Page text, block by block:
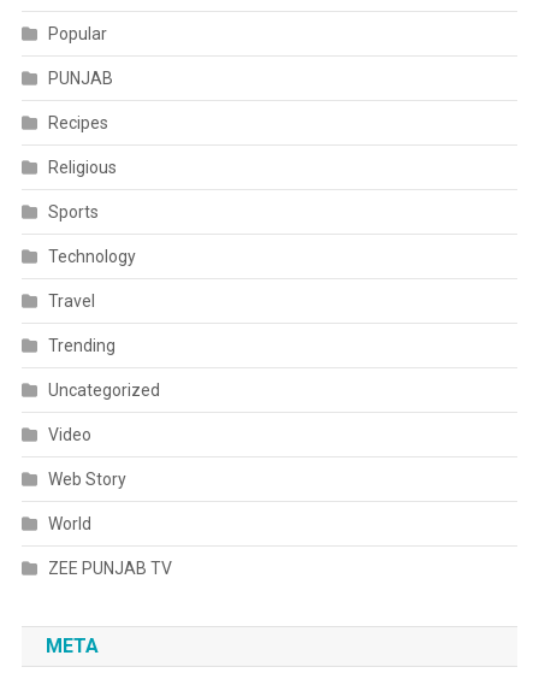
Popular
PUNJAB
Recipes
Religious
Sports
Technology
Travel
Trending
Uncategorized
Video
Web Story
World
ZEE PUNJAB TV
META